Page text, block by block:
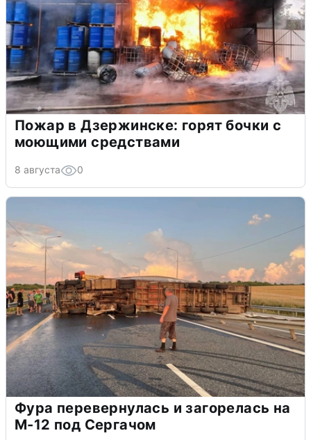
Пожар в Дзержинске: горят бочки с
моющими средствами
8 августа 0
Фура перевернулась и загорелась на
М-12 под Сергачом